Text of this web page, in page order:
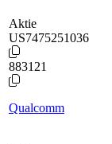
Aktie
US7475251036
883121
Qualcomm